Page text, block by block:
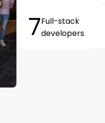
7Full-stack
developers